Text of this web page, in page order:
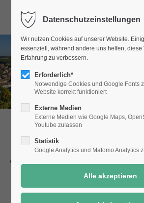
Dienstleistungen der
einfach online!
Datenschutzeinstellungen
Wir nutzen Cookies auf unserer Website.
essenziell, während andere uns helfen, diese
Erfahrung zu verbessern.
Erforderlich*
Notwendige Cookies und Google Fonts
Website korrekt funktioniert
Externe Medien
Externe Medien wie Google Maps,
Youtube zulassen
Statistik
Google Analytics und Matomo Analytics